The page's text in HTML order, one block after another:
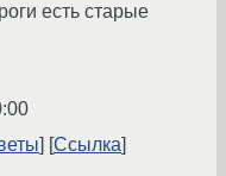
есть старые
Ссылка